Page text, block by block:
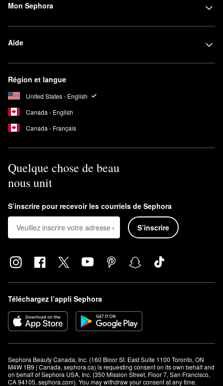
Mon Sephora
Aide
Région et langue
United States - English
Canada - English
Canada - Français
Quelque chose de beau
nous unit
S’inscrire pour recevoir les courriels de Sephora
S’inscrire
Téléchargez l’appli Sephora
Sephora Beauty Canada, Inc. (160 Bloor St. East Suite 1100 Toronto, ON
M4W 1B9 | Canada, sephora.ca) is requesting consent on its own behalf and
on behalf of Sephora USA, Inc. (350 Mission Street, Floor 7, San Francisco,
CA 94105, sephora.com). You may withdraw your consent at any time.